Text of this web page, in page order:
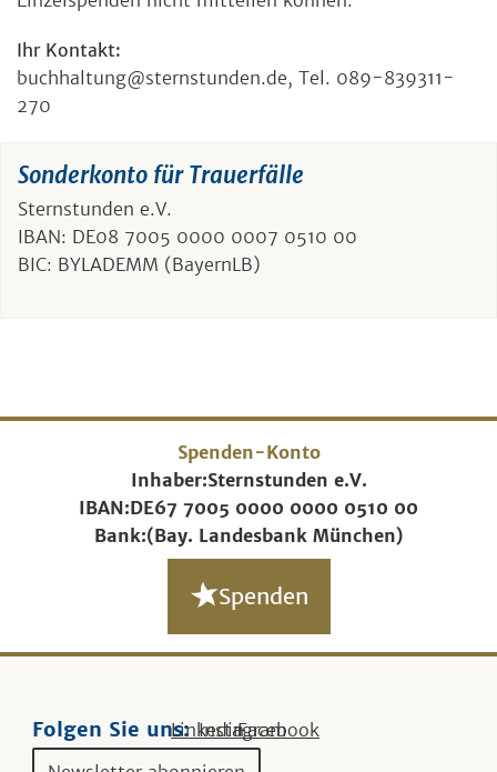
Ihr Kontakt:
buchhaltung@sternstunden.de, Tel. 089-839311-
270
Sonderkonto für Trauerfälle
Sternstunden e.V.
IBAN: DE08 7005 0000 0007 0510 00
BIC: BYLADEMM (BayernLB)
Spenden-Konto
Inhaber:Sternstunden e.V.
IBAN:DE67 7005 0000 0000 0510 00
Bank:(Bay. Landesbank München)
Spenden
Folgen Sie uns:Linkedin
Instagram
Facebook